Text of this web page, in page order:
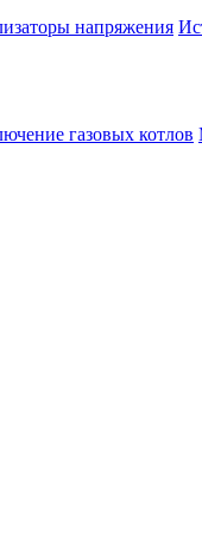
напряжения
газовых котлов